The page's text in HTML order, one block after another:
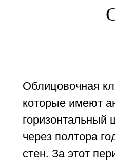
Облицовочная
которые имеют
горизонтальный
через полтора
стен. За этот